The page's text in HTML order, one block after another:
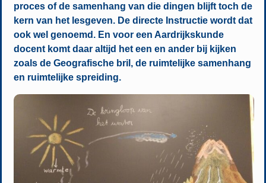
proces of de samenhang van die dingen blijft toch de
kern van het lesgeven. De directe Instructie wordt dat
ook wel genoemd. En voor een Aardrijkskunde
docent komt daar altijd het een en ander bij kijken
zoals de Geografische bril, de ruimtelijke samenhang
en ruimtelijke spreiding.